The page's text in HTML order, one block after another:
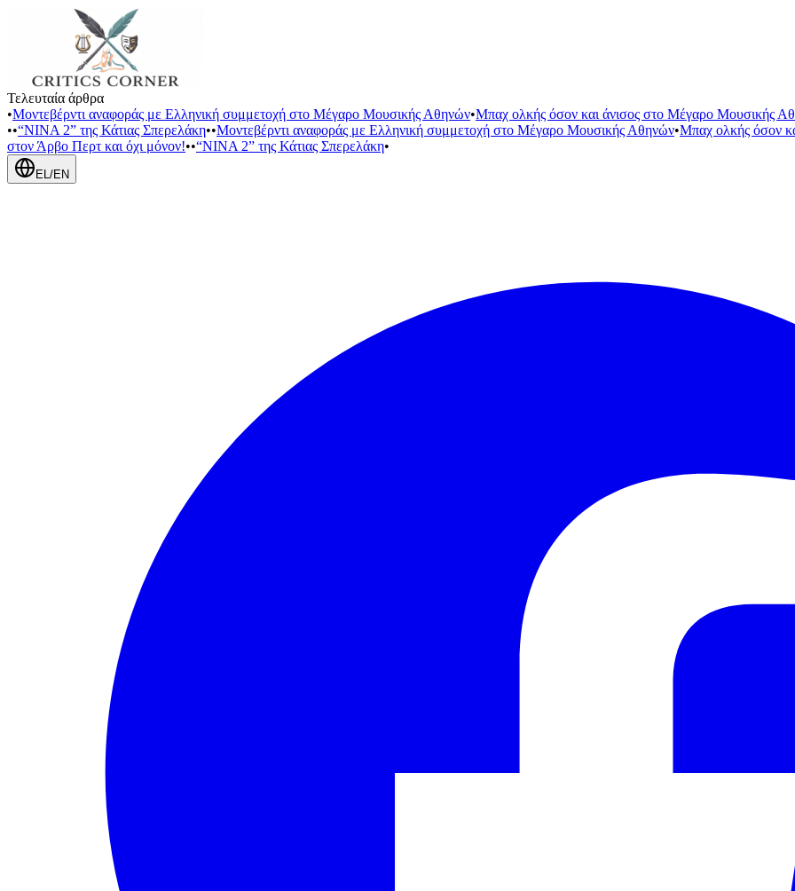
Τελευταία άρθρα
•Μοντεβέρντι αναφοράς με Ελληνική συμμετοχή στο Μέγαρο Μουσικής Αθηνών•Μπαχ ολκής όσον και άνισος στο Μέγαρο Μουσικής
••“NINA 2” της Κάτιας Σπερελάκη••Μοντεβέρντι αναφοράς με Ελληνική συμμετοχή στο Μέγαρο Μουσικής Αθηνών•Μπαχ ολκής όσον
στον Άρβο Περτ και όχι μόνον!••“NINA 2” της Κάτιας Σπερελάκη•
EL/EN